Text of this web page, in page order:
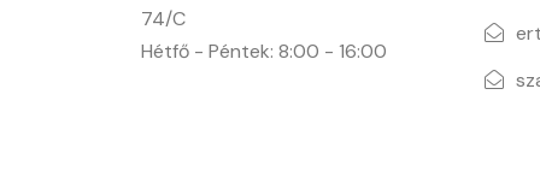
74/C
Hétfő - Péntek: 8:00 - 16:00